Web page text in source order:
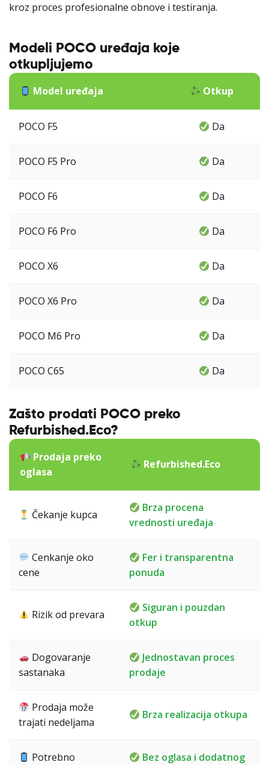
kroz proces profesionalne obnove i testiranja.
Modeli POCO uređaja koje
otkupljujemo
Model uređaja Otkup
POCO F5 Da
POCO F5 Pro Da
POCO F6 Da
POCO F6 Pro Da
POCO X6 Da
POCO X6 Pro Da
POCO M6 Pro Da
POCO C65 Da
Zašto prodati POCO preko
Refurbished.Eco?
Prodaja preko
oglasa
Refurbished.Eco
Čekanje kupca
Brza procena
vrednosti uređaja
Cenkanje oko
cene
Fer i transparentna
ponuda
Rizik od prevara
Siguran i pouzdan
otkup
Dogovaranje
sastanaka
Jednostavan proces
prodaje
Prodaja može
trajati nedeljama
Brza realizacija otkupa
Potrebno
Bez oglasa i dodatnog